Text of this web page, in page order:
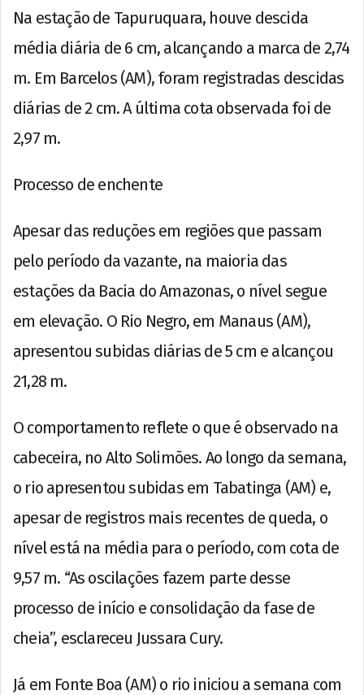
Na estação de Tapuruquara, houve descida
média diária de 6 cm, alcançando a marca de 2,74
m. Em Barcelos (AM), foram registradas descidas
diárias de 2 cm. A última cota observada foi de
2,97 m.
Processo de enchente
Apesar das reduções em regiões que passam
pelo período da vazante, na maioria das
estações da Bacia do Amazonas, o nível segue
em elevação. O Rio Negro, em Manaus (AM),
apresentou subidas diárias de 5 cm e alcançou
21,28 m.
O comportamento reflete o que é observado na
cabeceira, no Alto Solimões. Ao longo da semana,
o rio apresentou subidas em Tabatinga (AM) e,
apesar de registros mais recentes de queda, o
nível está na média para o período, com cota de
9,57 m. “As oscilações fazem parte desse
processo de início e consolidação da fase de
cheia”, esclareceu Jussara Cury.
Já em Fonte Boa (AM) o rio iniciou a semana com